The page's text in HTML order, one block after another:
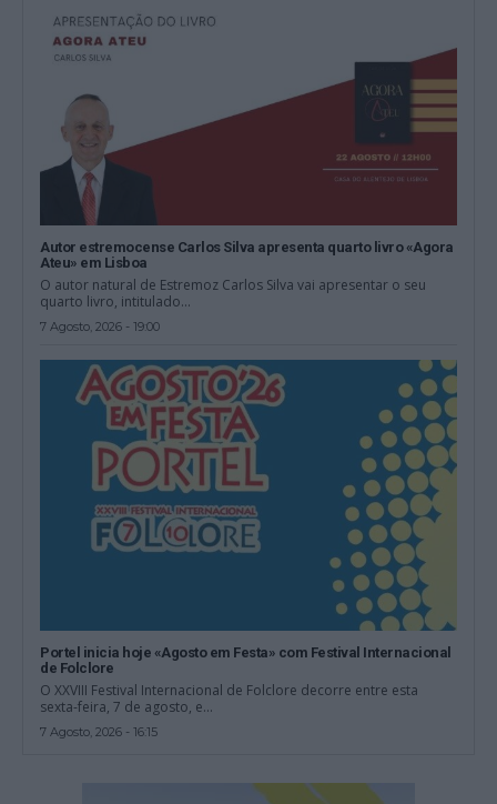
Autor estremocense Carlos Silva apresenta quarto livro «Agora
Ateu» em Lisboa
O autor natural de Estremoz Carlos Silva vai apresentar o seu
quarto livro, intitulado...
7 Agosto, 2026 - 19:00
Portel inicia hoje «Agosto em Festa» com Festival Internacional
de Folclore
O XXVIII Festival Internacional de Folclore decorre entre esta
sexta-feira, 7 de agosto, e...
7 Agosto, 2026 - 16:15